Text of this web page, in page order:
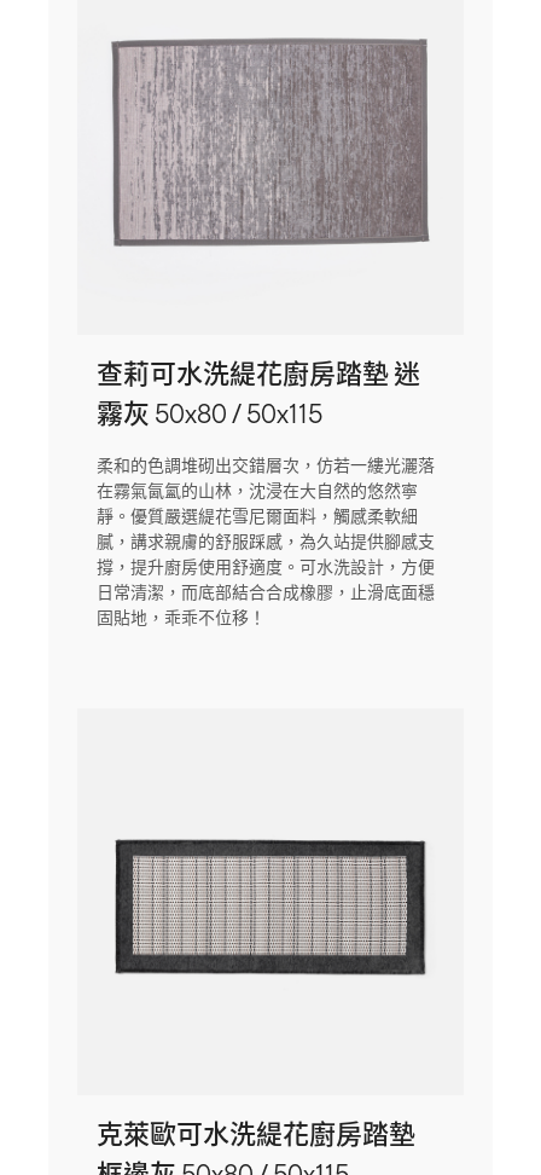
查莉可水洗緹花廚房踏墊 迷
霧灰 50x80 / 50x115
柔和的色調堆砌出交錯層次，仿若一縷光灑落
在霧氣氤氳的山林，沈浸在大自然的悠然寧
靜。優質嚴選緹花雪尼爾面料，觸感柔軟細
膩，講求親膚的舒服踩感，為久站提供腳感支
撐，提升廚房使用舒適度。可水洗設計，方便
日常清潔，而底部結合合成橡膠，止滑底面穩
固貼地，乖乖不位移！
克萊歐可水洗緹花廚房踏墊